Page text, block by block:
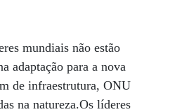
mundiais não estão
adaptação para a nova
de infraestrutura, ONU
na natureza.Os líderes